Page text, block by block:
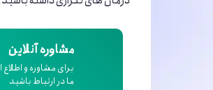
مشاوره آنلاین
برای مشاوره و اطلاع
ما در ارتباط باشید